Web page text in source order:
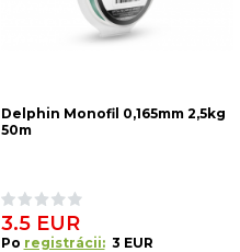
Delphin Monofil 0,165mm 2,5kg
50m
3.5 EUR
Po registrácii: 3 EUR